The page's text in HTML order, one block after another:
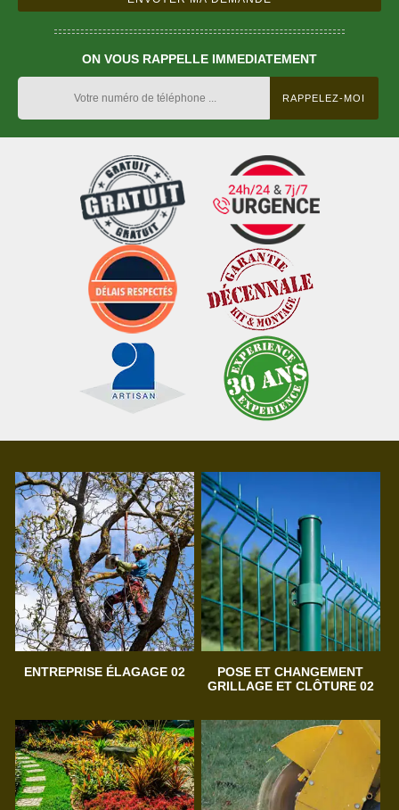
ON VOUS RAPPELLE IMMEDIATEMENT
ENTREPRISE ÉLAGAGE 02
POSE ET CHANGEMENT
GRILLAGE ET CLÔTURE 02